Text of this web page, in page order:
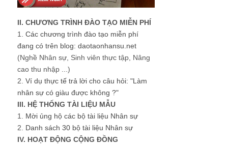
II. CHƯƠNG TRÌNH ĐÀO TẠO MIỄN PHÍ
1. Các chương trình đào tạo miễn phí
đang có trên blog: daotaonhansu.net
(Nghề Nhân sự, Sinh viên thực tập, Nâng
cao thu nhập ...)
2. Ví dụ thực tế trả lời cho câu hỏi: "Làm
nhân sự có giàu được không ?"
III. HỆ THỐNG TÀI LIỆU MẪU
1. Mời ủng hộ các bộ tài liệu Nhân sự
2. Danh sách 30 bộ tài liệu Nhân sự
IV. HOẠT ĐỘNG CỘNG ĐỒNG